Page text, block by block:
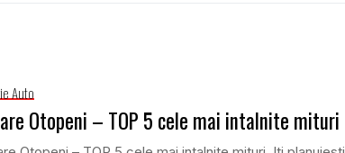
Auto
Otopeni – TOP 5 cele mai intalnite mituri